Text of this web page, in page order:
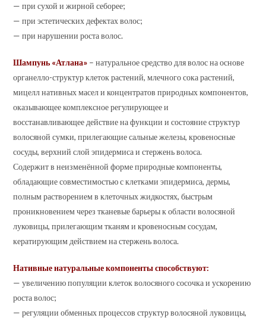
— при сухой и жирной себорее;
— при эстетических дефектах волос;
— при нарушении роста волос.
Шампунь «Атлана» – натуральное средство для волос на основе
органелло-структур клеток растений, млечного сока растений,
мицелл нативных масел и концентратов природных компонентов,
оказывающее комплексное регулирующее и
восстанавливающее действие на функции и состояние структур
волосяной сумки, прилегающие сальные железы, кровеносные
сосуды, верхний слой эпидермиса и стержень волоса.
Содержит в неизменённой форме природные компоненты,
обладающие совместимостью с клетками эпидермиса, дермы,
полным растворением в клеточных жидкостях, быстрым
проникновением через тканевые барьеры к области волосяной
луковицы, прилегающим тканям и кровеносным сосудам,
кератирующим действием на стержень волоса.
Нативные натуральные компоненты способствуют:
— увеличению популяции клеток волосяного сосочка и ускорению
роста волос;
— регуляции обменных процессов структур волосяной луковицы,